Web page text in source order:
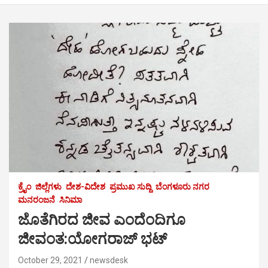
ಕ್ರೈಂ ಜಿಲ್ಲೆಗಳು ದೇಶ-ವಿದೇಶ ಪ್ರಮುಖ ಸುದ್ದಿ ಬೆಂಗಳೂರು ನಗರ
ಮನರಂಜನೆ ಸಿನಿಮಾ
ಜೊತೆಗಿರದ ಜೀವ ಎಂದೆಂದಿಗೂ
ಜೀವಂತ:ಯೋಗರಾಜ್ ಭಟ್
October 29, 2021 newsdesk